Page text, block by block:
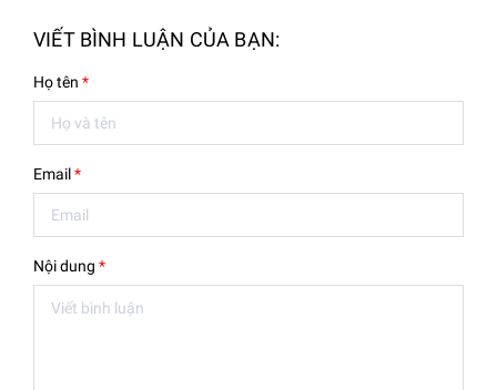
VIẾT BÌNH LUẬN CỦA BẠN:
Họ tên *
Email*
Nội dung *